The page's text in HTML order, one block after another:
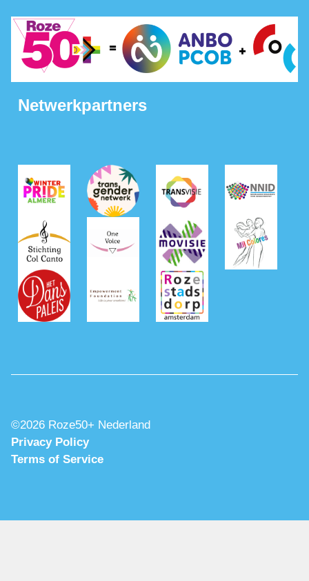
Netwerkpartners
©2026 Roze50+ Nederland
Privacy Policy
Terms of Service